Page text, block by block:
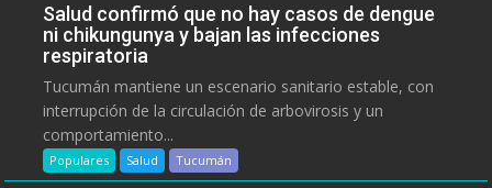
Salud confirmó que no hay casos de dengue
ni chikungunya y bajan las infecciones
respiratoria
Tucumán mantiene un escenario sanitario estable, con
interrupción de la circulación de arbovirosis y un
comportamiento...
Populares Salud Tucumán